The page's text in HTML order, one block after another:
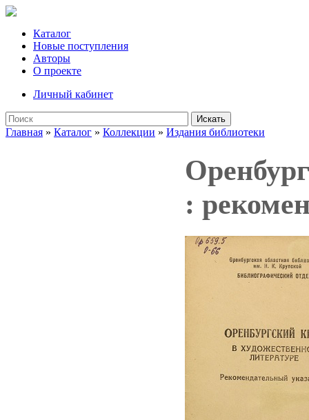
Каталог
Новые поступления
Авторы
О проекте
Личный кабинет
Искать
Главная » Каталог » Коллекции » Издания библиотеки
: